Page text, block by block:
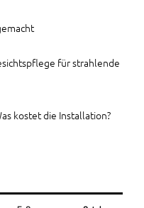
für strahlende
kostet die Installation?